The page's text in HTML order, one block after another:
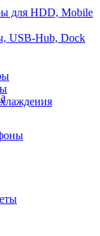
для HDD, Mobile
USB-Hub, Dock